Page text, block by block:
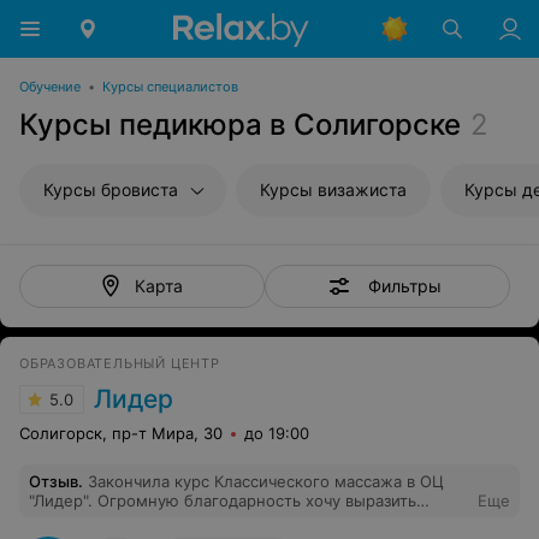
Обучение • Курсы специалистов
Курсы педикюра в Солигорске 2
Курсы бровиста Курсы визажиста Курсы
Карта Фильтры
ОБРАЗОВАТЕЛЬНЫЙ ЦЕНТР
5.0 Лидер
Солигорск, пр-т Мира, 30 до 19:00
Отзыв. Закончила курс Классического массажа в ОЦ
"Лидер". Огромную благодарность хочу выразить
Еще